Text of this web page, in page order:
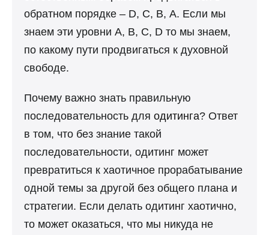
обратном порядке – D, С, В, А. Если мы
знаем эти уровни А, В, С, D то мы знаем,
по какому пути продвигаться к духовной
свободе.
Почему важно знать правильную
последовательность для одитинга? Ответ
в том, что без знание такой
последовательности, одитинг может
превратиться к хаотичное прорабатывание
одной темы за другой без общего плана и
стратегии. Если делать одитинг хаотично,
то может оказаться, что мы никуда не